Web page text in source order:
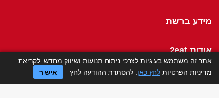
מידע ברשת
אודות 2eat
Click a Table
אתר זה משתמש בעוגיות לצרכי ניתוח תנועות ושיווק מחדש. לקריאת
מדיניות הפרטיות לחץ כאן . להסתרת ההודעה לחץ אישור